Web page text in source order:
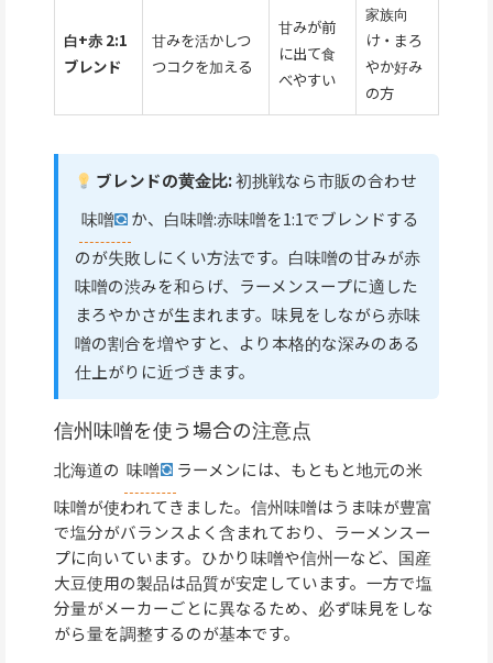
白+赤 2:1
ブレンド
甘みを活かしつ
つコクを加える
甘みが前
に出て食
べやすい
家族向
け・まろ
やか好み
の方
ブレンドの黄金比:初挑戦なら市販の合わせ
味噌
か、白味噌:赤味噌を1:1でブレンドする
のが失敗しにくい方法です。白味噌の甘みが赤
味噌の渋みを和らげ、ラーメンスープに適した
まろやかさが生まれます。味見をしながら赤味
噌の割合を増やすと、より本格的な深みのある
仕上がりに近づきます。
信州味噌を使う場合の注意点
北海道の 味噌
ラーメンには、もともと地元の米
味噌が使われてきました。信州味噌はうま味が豊富
で塩分がバランスよく含まれており、ラーメンスー
プに向いています。ひかり味噌や信州一など、国産
大豆使用の製品は品質が安定しています。一方で塩
分量がメーカーごとに異なるため、必ず味見をしな
がら量を調整するのが基本です。